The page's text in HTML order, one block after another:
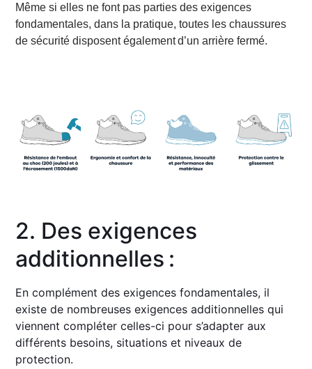
Même si elles ne font pas parties des exigences
fondamentales, dans la pratique, toutes les chaussures
de sécurité disposent également d’un arrière fermé.
2. Des exigences
additionnelles :
En complément des exigences fondamentales, il
existe de nombreuses exigences additionnelles qui
viennent compléter celles-ci pour s’adapter aux
différents besoins, situations et niveaux de
protection.